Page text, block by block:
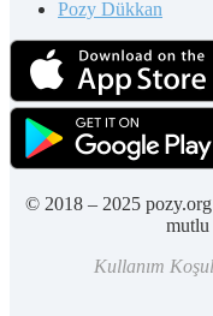
Pozy Dükkan
© 2018 – 2025
mutlu
Kullanım